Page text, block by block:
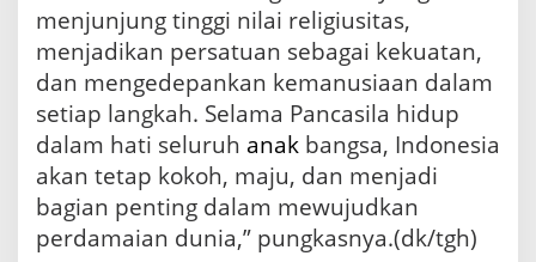
menjunjung tinggi nilai religiusitas,
menjadikan persatuan sebagai kekuatan,
dan mengedepankan kemanusiaan dalam
setiap langkah. Selama Pancasila hidup
dalam hati seluruh anak bangsa, Indonesia
akan tetap kokoh, maju, dan menjadi
bagian penting dalam mewujudkan
perdamaian dunia,” pungkasnya.(dk/tgh)